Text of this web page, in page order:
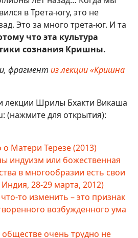
в Трета-югу, это не
Это за много трета-юг. И та
что эта культура
сознания Кришны.
фрагмент из лекции «Кришна
лекции Шрилы Бхакти Викаша
(нажмите для открытия):
Матери Терезе (2013)
индуизм или божественная
в многообразии есть свои
28-29 марта, 2012)
то изменить – это признак
возбужденного ума
очень трудно не